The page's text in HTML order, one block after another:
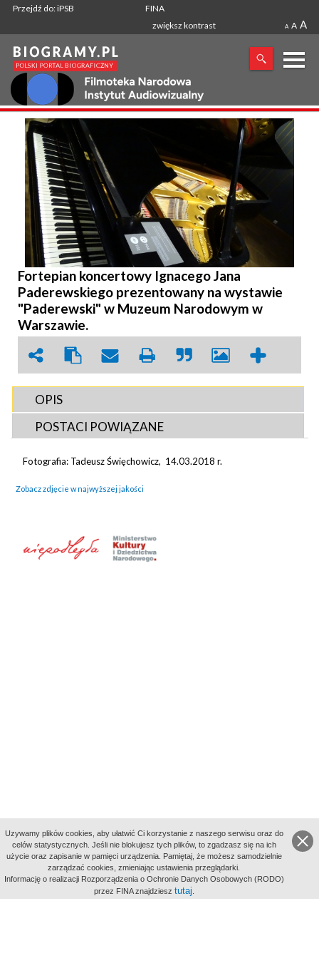
Przejdź do: iPSB
FINA
zwiększ kontrast
A A A
X
SZUKANA FRAZA
Fortepian koncertowy Ignacego Jana
Paderewskiego prezentowany na wystawie
"Paderewski" w Muzeum Narodowym w
Warszawie.
OPIS
POSTACI POWIĄZANE
Fotografia: Tadeusz Święchowicz, 14.03.2018 r.
Zobacz zdjęcie w najwyższej jakości
aktywności
Uzywamy plików cookies, aby ułatwić Ci korzystanie z naszego serwisu oraz do
celów statystycznych. Jeśli nie blokujesz tych plików, to zgadzasz się na ich
użycie oraz zapisanie w pamięci urządzenia. Pamiętaj, że możesz samodzielnie
zarządzać cookies, zmieniając ustawienia przeglądarki.
Informację o realizacji Rozporządzenia o Ochronie Danych Osobowych (RODO)
przez FINA znajdziesz tutaj